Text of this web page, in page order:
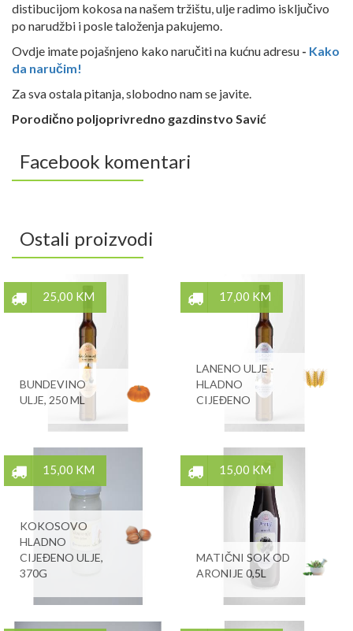
distibucijom kokosa na našem tržištu, ulje radimo isključivo
po narudžbi i posle taloženja pakujemo.
Ovdje imate pojašnjeno kako naručiti na kućnu adresu - Kako
da naručim!
Za sva ostala pitanja, slobodno nam se javite.
Porodično poljoprivredno gazdinstvo Savić
Facebook komentari
Ostali proizvodi
25,00 KM
BUNDEVINO
ULJE, 250 ML
17,00 KM
LANENO ULJE -
HLADNO
CIJEĐENO
15,00 KM
KOKOSOVO
HLADNO
CIJEĐENO ULJE,
370G
15,00 KM
MATIČNI SOK OD
ARONIJE 0,5L